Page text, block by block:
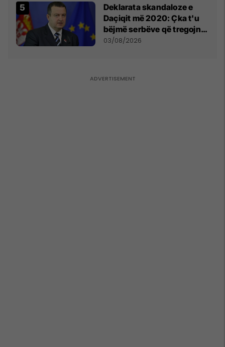
​Deklarata skandaloze e
Daçiqit më 2020: Çka t'u
bëjmë serbëve që tregojnë
ku janë varrosur shqiptarët
03/08/2026